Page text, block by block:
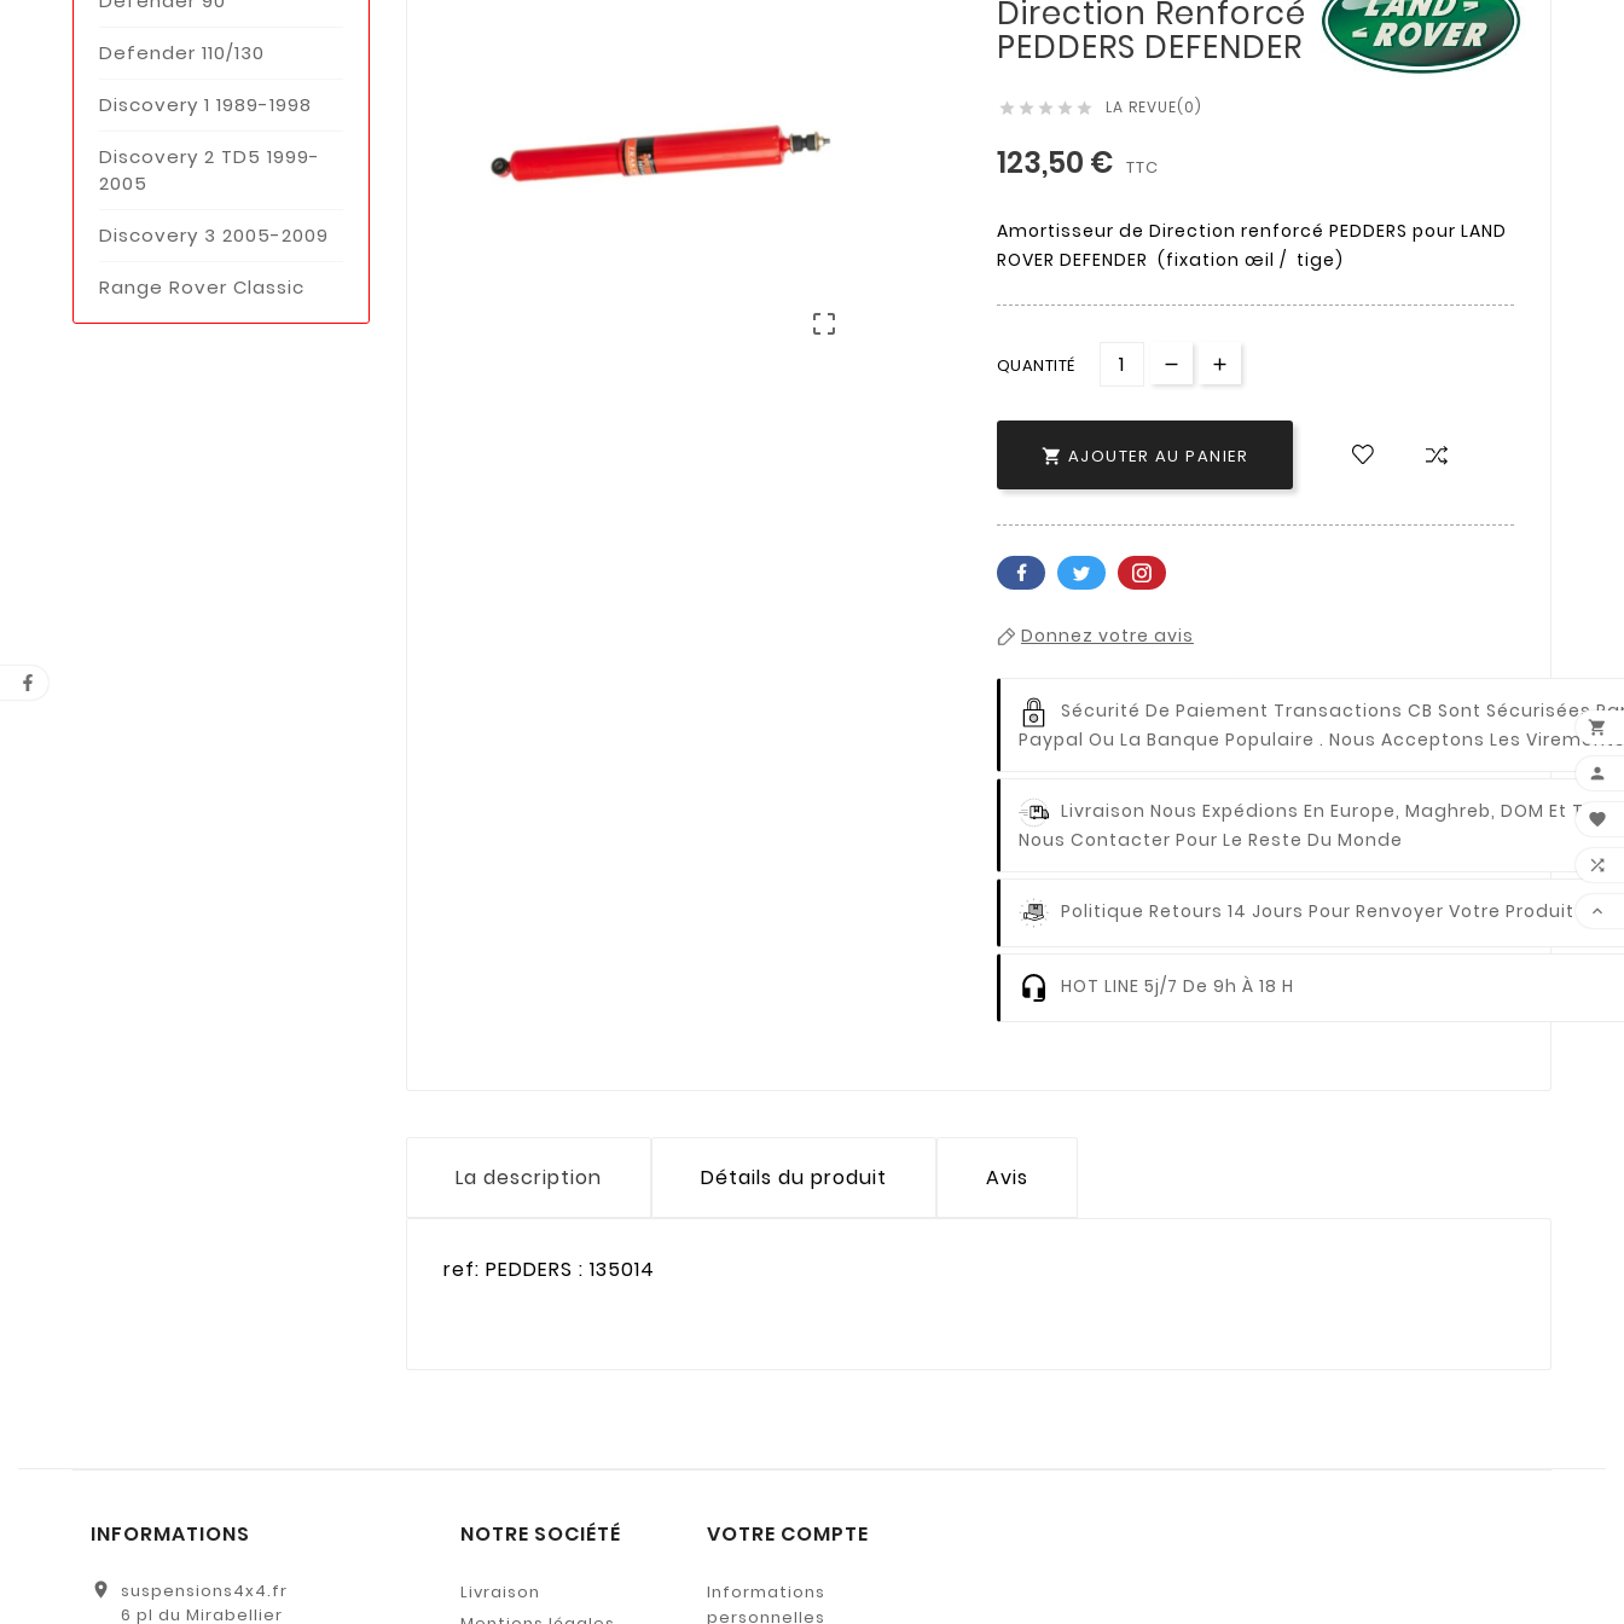
Defender 110/130
Discovery 1 1989-1998
Discovery 2 TD5 1999-
2005
Discovery 3 2005-2009
Range Rover Classic

Direction Renforcé
PEDDERS DEFENDER
     LA REVUE(0)
123,50 € TTC
Amortisseur de Direction renforcé PEDDERS pour LAND
ROVER DEFENDER (fixation œil / tige)
QUANTITÉ
 AJOUTER AU PANIER
Donnez votre avis
Sécurité De Paiement Transactions CB Sont Sécurisées
Paypal Ou La Banque Populaire . Nous Acceptons Les
Livraison Nous Expédions En Europe, Maghreb, DOM Et TOM .
Nous Contacter Pour Le Reste Du Monde
Politique Retours 14 Jours Pour Renvoyer Votre Produit
HOT LINE 5j/7 De 9h À 18 H
La description Détails du produit Avis
ref: PEDDERS : 135014
INFORMATIONS
location_on
suspensions4x4.fr
6 pl du Mirabellier
NOTRE SOCIÉTÉ
Livraison
VOTRE COMPTE
Informations
personnelles




